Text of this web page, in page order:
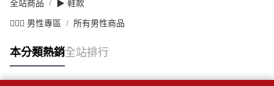
全站商品 ▶ 鞋款
💁🏻‍♂️ 男性專區 所有男性商品
本分類熱銷全站排行